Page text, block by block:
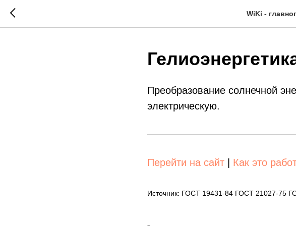
WiKi -
Преобразование солнечной
электрическую.
Перейти на сайт Как это
Источник: ГОСТ 19431-84 ГОСТ 21027-75